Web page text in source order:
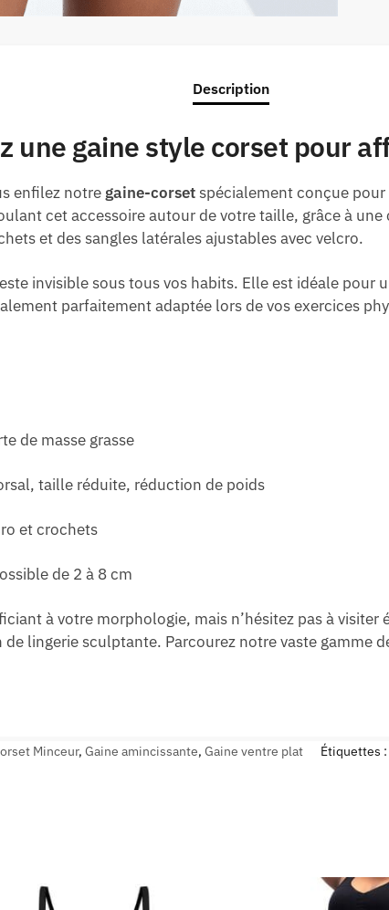
Description
une gaine style corset pour
enfilez notre gaine-corsetspécialement conçue
cet accessoire autour de votre taille, grâce à
et des sangles latérales ajustables avec velcro.
invisible sous tous vos habits. Elle est idéale
parfaitement adaptée lors de vos exercices
de masse grasse
taille réduite, réduction de poids
et crochets
de 2 à 8 cm
à votre morphologie, mais n’hésitez pas à
lingerie sculptante. Parcourez notre vaste gamme
Minceur, Gaine amincissante, Gaine ventre plat Étiquettes :